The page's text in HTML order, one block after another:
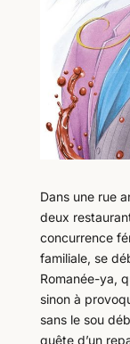
Dans une rue
deux
concurrence
familiale, se
Romanée-ya,
sinon à
sans le sou
quête d’un